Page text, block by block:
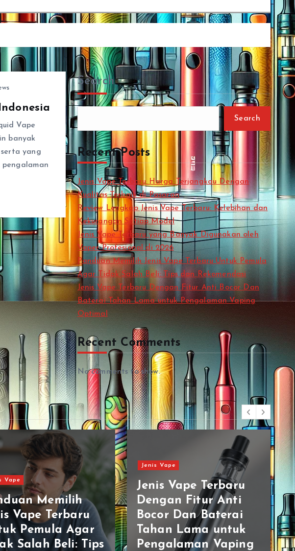
Vape
banyak
yang
pengalaman
Search
Search
Recent Posts
Jenis Vape Terbaru Harga Terjangkau Dengan
Kualitas Terbaik di Pasaran
Review Lengkap Jenis Vape Terbaru: Kelebihan dan
Kekurangan Setiap Model
Jenis Vape Terbaru yang Banyak Digunakan oleh
Vaper Profesional di 2026
Panduan Memilih Jenis Vape Terbaru Untuk Pemula
Agar Tidak Salah Beli: Tips dan Rekomendasi
Jenis Vape Terbaru Dengan Fitur Anti Bocor Dan
Baterai Tahan Lama untuk Pengalaman Vaping
Optimal
Recent Comments
No comments to show.
Vape
Memilih
Vape Terbaru
Pemula Agar
Salah Beli: Tips
Jenis Vape
Jenis Vape Terbaru
Dengan Fitur Anti
Bocor Dan Baterai
Tahan Lama untuk
Pengalaman Vaping